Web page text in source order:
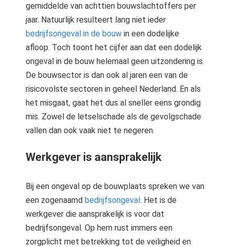
gemiddelde van achttien bouwslachtoffers per
jaar. Natuurlijk resulteert lang niet ieder
bedrijfsongeval in de bouw in een dodelijke
afloop. Toch toont het cijfer aan dat een dodelijk
ongeval in de bouw helemaal geen uitzondering is.
De bouwsector is dan ook al jaren een van de
risicovolste sectoren in geheel Nederland. En als
het misgaat, gaat het dus al sneller eens grondig
mis. Zowel de letselschade als de gevolgschade
vallen dan ook vaak niet te negeren.
Werkgever is aansprakelijk
Bij een ongeval op de bouwplaats spreken we van
een zogenaamd bedrijfsongeval. Het is de
werkgever die aansprakelijk is voor dat
bedrijfsongeval. Op hem rust immers een
zorgplicht met betrekking tot de veiligheid en